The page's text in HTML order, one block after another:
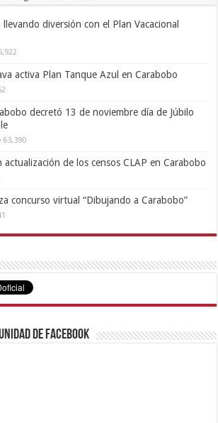
diversión con el Plan Vacacional
activa Plan Tanque Azul en Carabobo
decretó 13 de noviembre día de Júbilo
63,390
actualización de los censos CLAP en Carabobo
concurso virtual “Dibujando a Carabobo”
de Facebook